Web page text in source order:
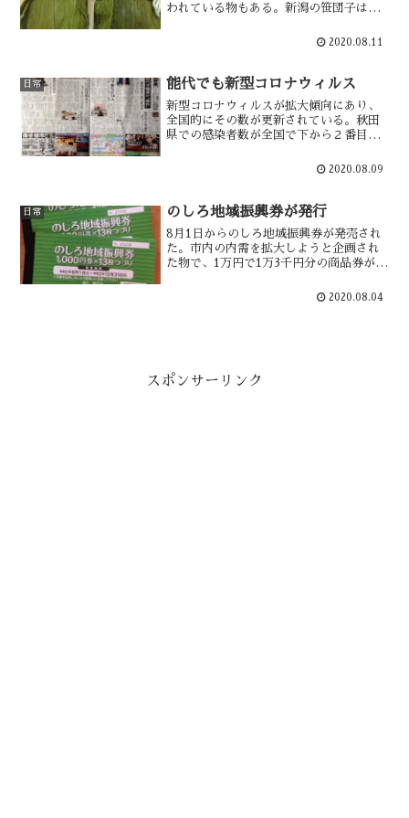
われている物もある。新潟の笹団子は全
あり子供の日のあたりに作っていた記憶
2020.08.11
日常 能代でも新型コロナウィルス
新型コロナウィルスが拡大傾向にあり、
全国的にその数が更新されている。秋田
県での感染者数が全国で下から２番目の
が発生しその数を大幅に更新した。その
った。
2020.08.09
日常 のしろ地域振興券が発行
8月1日からのしろ地域振興券が発売され
た。市内の内需を拡大しようと企画され
た物で、1万円で1万3千円分の商品券が購
業停止をした。その背景には新型コロナ
2020.08.04
スポンサーリンク